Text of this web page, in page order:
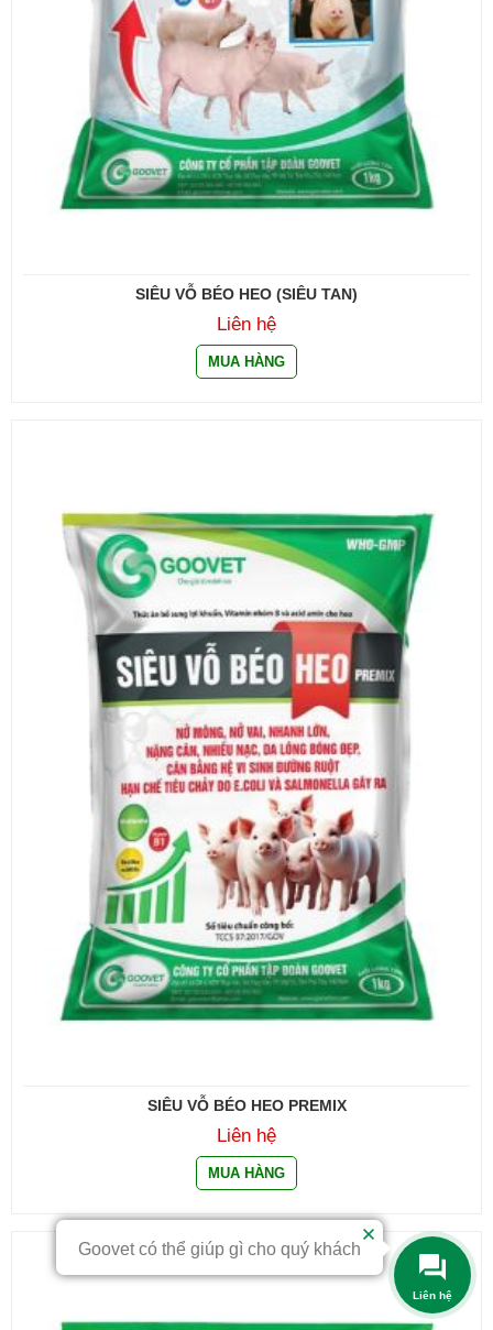
SIÊU VỖ BÉO HEO (SIÊU TAN)
Liên hệ
SIÊU VỖ BÉO HEO PREMIX
Liên hệ
Goovet có thể giúp gì cho quý khách